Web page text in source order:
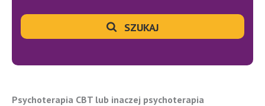
SZUKAJ
Psychoterapia CBT lub inaczej psychoterapia